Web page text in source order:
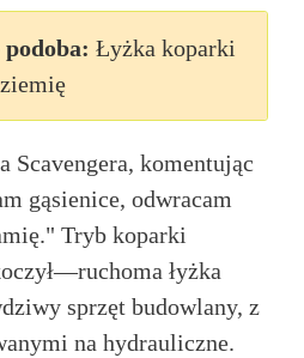
podoba: Łyżka koparki
Scavengera, komentując
gąsienice, odwracam
Tryb koparki
łyżka
sprzęt budowlany, z
na hydrauliczne.